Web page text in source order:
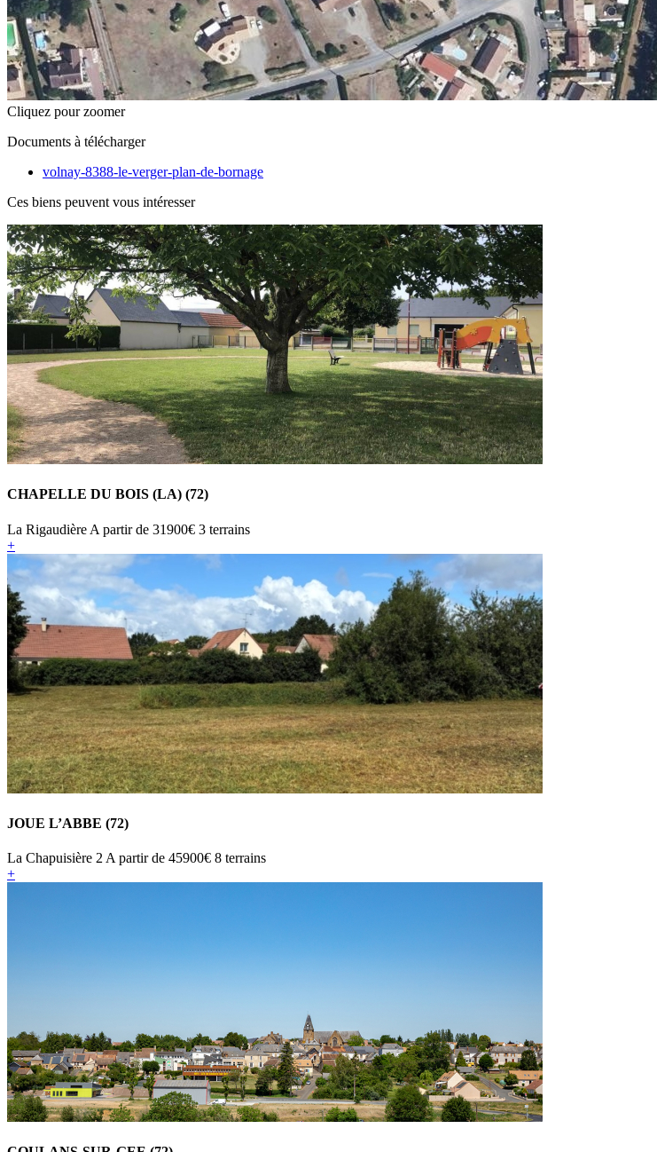
Cliquez pour zoomer
Documents à télécharger
volnay-8388-le-verger-plan-de-bornage
Ces biens peuvent vous intéresser
CHAPELLE DU BOIS (LA) (72)
La Rigaudière A partir de 31900€ 3 terrains
+
JOUE L’ABBE (72)
La Chapuisière 2 A partir de 45900€ 8 terrains
+